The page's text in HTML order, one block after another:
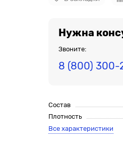
Нужна
Звоните:
8 (800) 300-
Состав
Плотность
Все характеристики